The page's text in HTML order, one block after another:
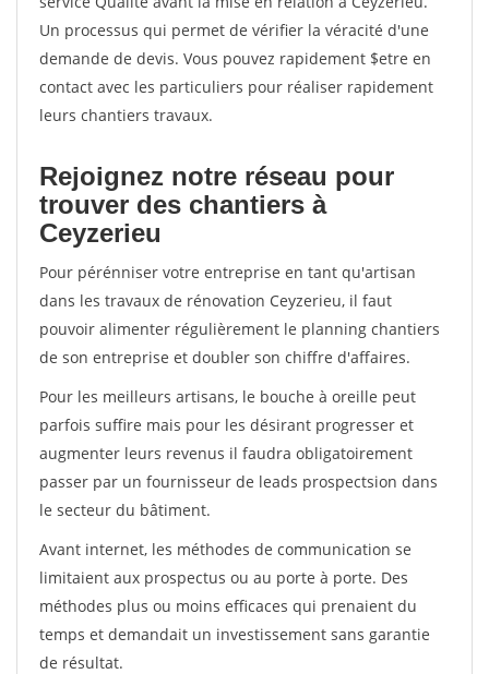
Un processus qui permet de vérifier la véracité d'une
demande de devis. Vous pouvez rapidement $etre en
contact avec les particuliers pour réaliser rapidement
leurs chantiers travaux.
Rejoignez notre réseau pour
trouver des chantiers à
Ceyzerieu
Pour pérénniser votre entreprise en tant qu'artisan
dans les travaux de rénovation Ceyzerieu, il faut
pouvoir alimenter régulièrement le planning chantiers
de son entreprise et doubler son chiffre d'affaires.
Pour les meilleurs artisans, le bouche à oreille peut
parfois suffire mais pour les désirant progresser et
augmenter leurs revenus il faudra obligatoirement
passer par un fournisseur de leads prospectsion dans
le secteur du bâtiment.
Avant internet, les méthodes de communication se
limitaient aux prospectus ou au porte à porte. Des
méthodes plus ou moins efficaces qui prenaient du
temps et demandait un investissement sans garantie
de résultat.